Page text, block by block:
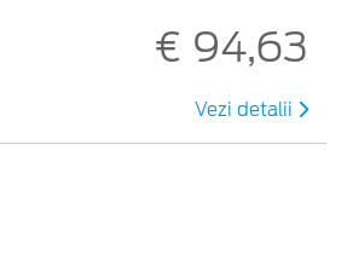
€ 94,63
Vezi detalii